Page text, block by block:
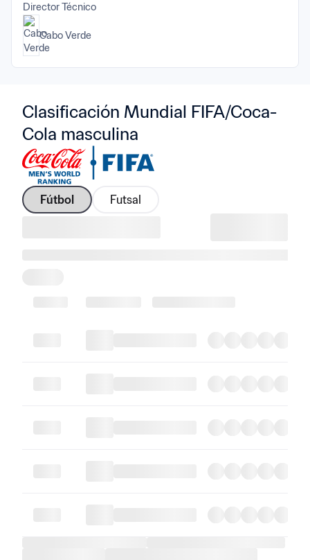
Director Técnico
Cabo Verde
Clasificación Mundial FIFA/Coca-
Cola masculina
Fútbol Futsal